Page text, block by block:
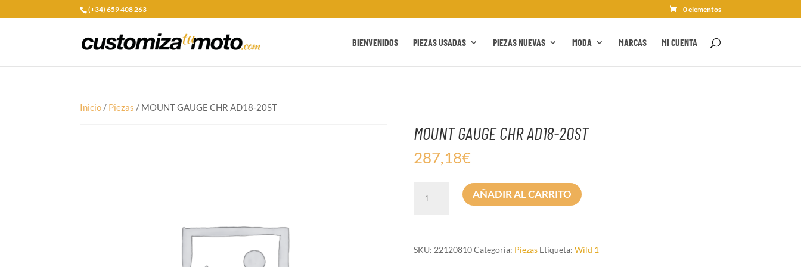
(+34) 659 408 263 0 elementos
BIENVENIDOS PIEZAS USADAS PIEZAS NUEVAS MODA MARCAS MI CUENTA
Inicio / Piezas / MOUNT GAUGE CHR AD18-20ST
MOUNT GAUGE CHR AD18-20ST
287,18€
GAUGE
20ST
AÑADIR AL CARRITO
SKU: 22120810 Categoría: Piezas Etiqueta: Wild 1